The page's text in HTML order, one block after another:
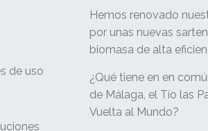
de uso
Hemos renovado
por unas nuevas
biomasa de alta
¿Qué tiene en en
de Málaga, el Tío las
Vuelta al Mundo?